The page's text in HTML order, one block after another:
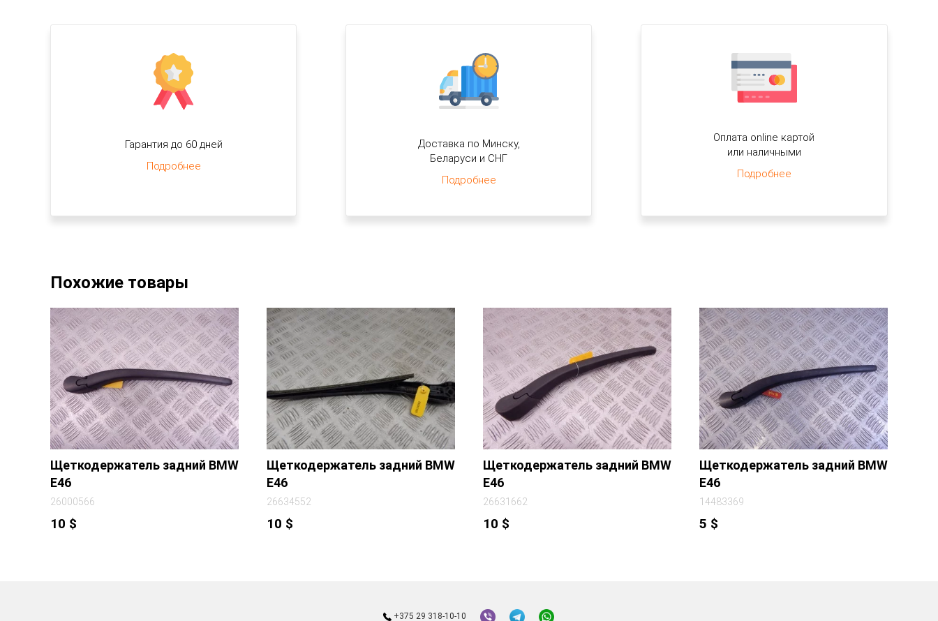
Гарантия до 60 дней
Подробнее
Доставка по Минску,
Беларуси и СНГ
Подробнее
Оплата online картой
или наличными
Подробнее
Похожие товары
Щеткодержатель задний BMW
E46
26000566
10 $
Щеткодержатель задний BMW
E46
26634552
10 $
Щеткодержатель задний BMW
E46
26631662
10 $
Щеткодержатель задний BMW
E46
14483369
5 $
+375 29 318-10-10